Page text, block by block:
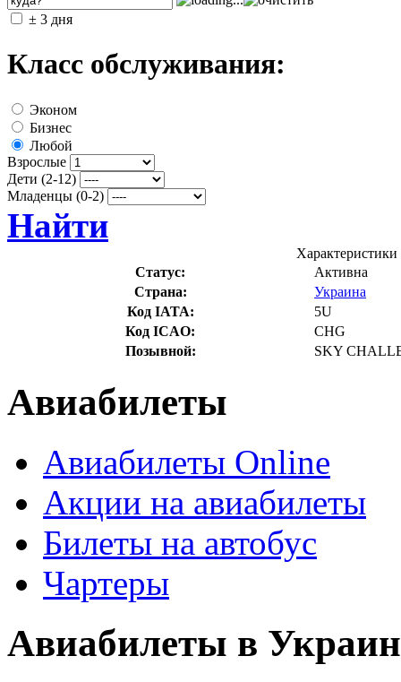
± 3 дня
Класс обслуживания:
Эконом
Бизнес
Любой
Взрослые
Дети (2-12)
Младенцы (0-2)
Найти
Статус:
Активна
Страна:
Украина
Код IATA:
5U
Код ICAO:
CHG
Позывной:
SKY
Авиабилеты
Авиабилеты Online
Акции на авиабилеты
Билеты на автобус
Чартеры
Авиабилеты в